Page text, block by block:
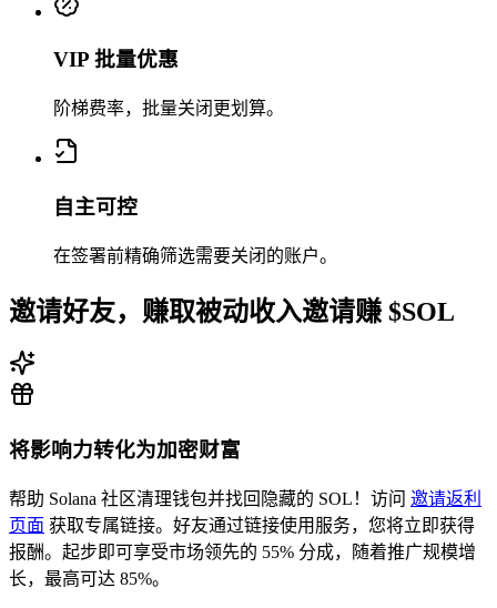
562Lu6tvrp...ruZft1fL15
3sJPfLUFtL...QrQBJy1M1Y
VIP 批量优惠
阶梯费率，批量关闭更划算。
自主可控
在签署前精确筛选需要关闭的账户。
邀请好友，赚取被动收入邀请赚 $SOL
将影响力转化为加密财富
帮助 Solana 社区清理钱包并找回隐藏的 SOL！访问 邀请返利
页面 获取专属链接。好友通过链接使用服务，您将立即获得
报酬。起步即可享受市场领先的 55% 分成，随着推广规模增
长，最高可达 85%。